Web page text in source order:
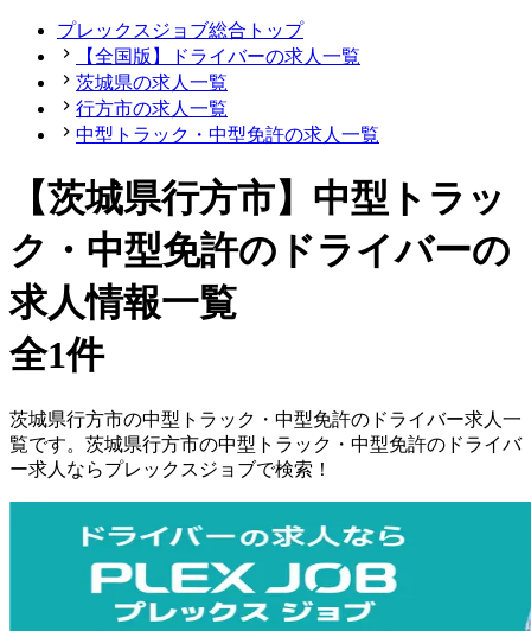
プレックスジョブ総合トップ
【全国版】ドライバーの求人一覧
茨城県の求人一覧
行方市の求人一覧
中型トラック・中型免許の求人一覧
【茨城県行方市】中型トラッ
ク・中型免許のドライバーの
求人情報一覧
全1件
茨城県行方市の中型トラック・中型免許の ドライバー求人一
覧です。 茨城県行方市の中型トラック・中型免許の ドライバ
ー求人ならプレックスジョブで検索！